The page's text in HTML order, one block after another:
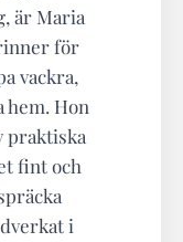
är Maria
för
vackra,
Hon
praktiska
fint och
i